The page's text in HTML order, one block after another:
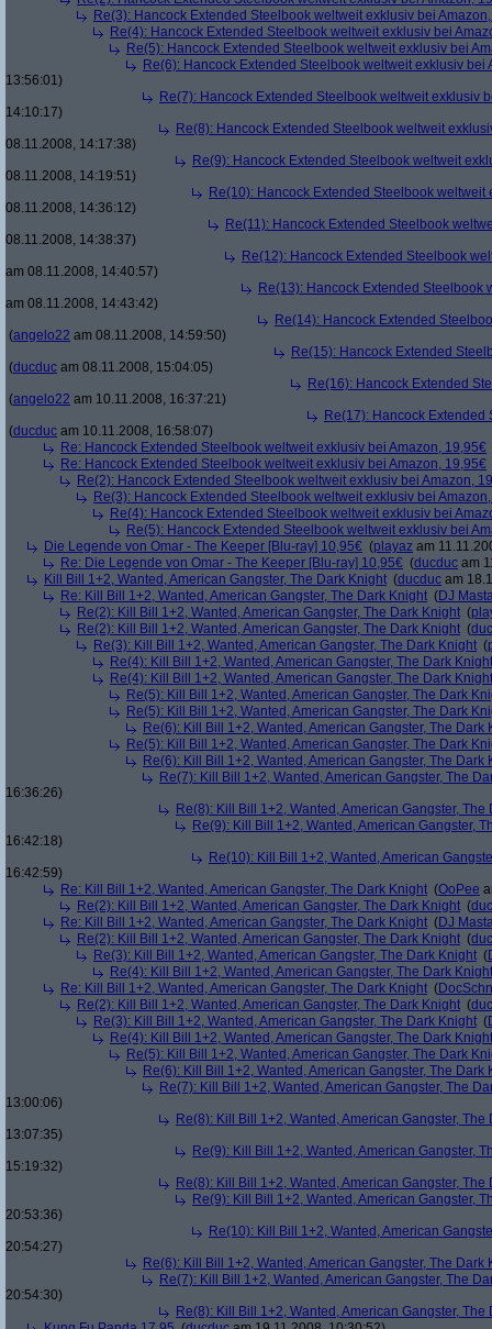
Re(3): Hancock Extended Steelbook weltweit exklusiv bei
Re(4): Hancock Extended Steelbook weltweit exklusiv bei
Re(5): Hancock Extended Steelbook weltweit exklusiv bei
Re(6): Hancock Extended Steelbook weltweit exklusiv bei
13:56:01)
Re(7): Hancock Extended Steelbook weltweit exklusiv
14:10:17)
Re(8): Hancock Extended Steelbook weltweit
08.11.2008, 14:17:38)
Re(9): Hancock Extended Steelbook weltweit
08.11.2008, 14:19:51)
Re(10): Hancock Extended Steelbook weltweit
08.11.2008, 14:36:12)
Re(11): Hancock Extended Steelbook
08.11.2008, 14:38:37)
Re(12): Hancock Extended Steelbook
am 08.11.2008, 14:40:57)
Re(13): Hancock Extended Steelbook
am 08.11.2008, 14:43:42)
Re(14): Hancock Extended
(angelo22 am 08.11.2008, 14:59:50)
Re(15): Hancock Extended
(ducduc am 08.11.2008, 15:04:05)
Re(16): Hancock Extended
(angelo22 am 10.11.2008, 16:37:21)
Re(17): Hancock
(ducduc am 10.11.2008, 16:58:07)
Re: Hancock Extended Steelbook weltweit exklusiv bei Amazon, 19,95€
Re: Hancock Extended Steelbook weltweit exklusiv bei Amazon, 19,95€
Re(2): Hancock Extended Steelbook weltweit exklusiv bei Amazon,
Re(3): Hancock Extended Steelbook weltweit exklusiv bei
Re(4): Hancock Extended Steelbook weltweit exklusiv bei
Re(5): Hancock Extended Steelbook weltweit exklusiv bei
Die Legende von Omar - The Keeper [Blu-ray] 10,95€ (playaz am
Re: Die Legende von Omar - The Keeper [Blu-ray] 10,95€ (ducduc am
Kill Bill 1+2, Wanted, American Gangster, The Dark Knight (ducduc am
Re: Kill Bill 1+2, Wanted, American Gangster, The Dark Knight (DJ
Re(2): Kill Bill 1+2, Wanted, American Gangster, The Dark Knight (
Re(2): Kill Bill 1+2, Wanted, American Gangster, The Dark Knight (
Re(3): Kill Bill 1+2, Wanted, American Gangster, The Dark Knight (
Re(4): Kill Bill 1+2, Wanted, American Gangster, The Dark Knight
Re(4): Kill Bill 1+2, Wanted, American Gangster, The Dark Knight
Re(5): Kill Bill 1+2, Wanted, American Gangster, The Dark
Re(5): Kill Bill 1+2, Wanted, American Gangster, The Dark
Re(6): Kill Bill 1+2, Wanted, American Gangster, The Dark
Re(5): Kill Bill 1+2, Wanted, American Gangster, The Dark
Re(6): Kill Bill 1+2, Wanted, American Gangster, The Dark
Re(7): Kill Bill 1+2, Wanted, American Gangster, The
16:36:26)
Re(8): Kill Bill 1+2, Wanted, American Gangster, The
Re(9): Kill Bill 1+2, Wanted, American Gangster,
16:42:18)
Re(10): Kill Bill 1+2, Wanted, American
16:42:59)
Re: Kill Bill 1+2, Wanted, American Gangster, The Dark Knight (OoPee
Re(2): Kill Bill 1+2, Wanted, American Gangster, The Dark Knight (
Re: Kill Bill 1+2, Wanted, American Gangster, The Dark Knight (DJ
Re(2): Kill Bill 1+2, Wanted, American Gangster, The Dark Knight (
Re(3): Kill Bill 1+2, Wanted, American Gangster, The Dark Knight (
Re(4): Kill Bill 1+2, Wanted, American Gangster, The Dark Knight
Re: Kill Bill 1+2, Wanted, American Gangster, The Dark Knight (
Re(2): Kill Bill 1+2, Wanted, American Gangster, The Dark Knight (
Re(3): Kill Bill 1+2, Wanted, American Gangster, The Dark Knight (
Re(4): Kill Bill 1+2, Wanted, American Gangster, The Dark Knight
Re(5): Kill Bill 1+2, Wanted, American Gangster, The Dark
Re(6): Kill Bill 1+2, Wanted, American Gangster, The Dark
Re(7): Kill Bill 1+2, Wanted, American Gangster, The
13:00:06)
Re(8): Kill Bill 1+2, Wanted, American Gangster, The
13:07:35)
Re(9): Kill Bill 1+2, Wanted, American Gangster,
15:19:32)
Re(8): Kill Bill 1+2, Wanted, American Gangster, The
Re(9): Kill Bill 1+2, Wanted, American Gangster,
20:53:36)
Re(10): Kill Bill 1+2, Wanted, American
20:54:27)
Re(6): Kill Bill 1+2, Wanted, American Gangster, The Dark
Re(7): Kill Bill 1+2, Wanted, American Gangster, The
20:54:30)
Re(8): Kill Bill 1+2, Wanted, American Gangster, The